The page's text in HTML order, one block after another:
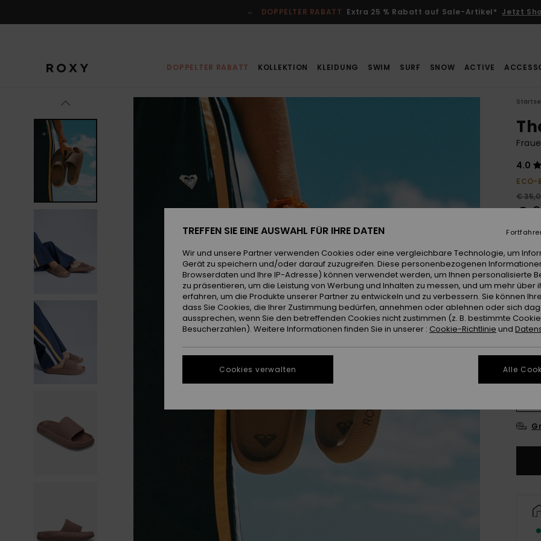
DOPPELTER RABATT Extra 25 % Rabatt auf Sale-Artikel* Jetzt
DOPPELTER RABATT KOLLEKTION KLEIDUNG SWIM SURF SNOW ACTIVE
4.0
ECO-
€
€
SALE
Farbe
36
TREFFEN SIE EINE AUSWAHL FÜR IHRE DATEN
Wir und unsere Partner verwenden Cookies oder eine vergleichbare Technologie, um
Gerät zu speichern und/oder darauf zuzugreifen. Diese personenbezogenen
Browserdaten und Ihre IP-Adresse) können verwendet werden, um Ihnen personalisierte
zu präsentieren, um die Leistung von Werbung und Inhalten zu messen, und um mehr über
erfahren, um die Produkte unserer Partner zu entwickeln und zu verbessern. Sie können
dass Sie Cookies, die Ihrer Zustimmung bedürfen, annehmen oder ablehnen oder sich
aussprechen, wenn Sie den betreffenden Cookies nicht zustimmen (z. B. bestimmte
Besucherzahlen). Weitere Informationen finden Sie in unserer : Cookie-Richtlinie und
Cookies verwalten Alle